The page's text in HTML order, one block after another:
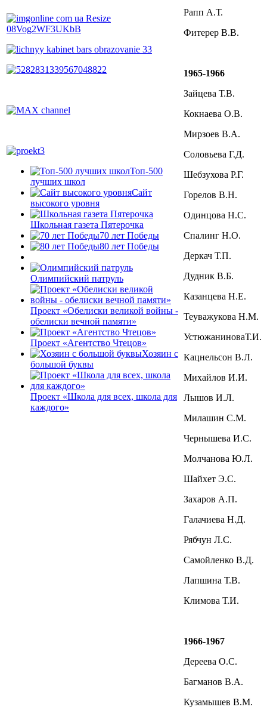
Топ-500
лучших школ
Сайт
высокого уровня
Школьная газета Пятерочка
70 лет Победы
80 лет Победы
Олимпийский патруль
Проект «Обелиски великой войны -
обелиски вечной памяти»
Проект «Агентство Чтецов»
Хозяин с
большой буквы
Проект «Школа для всех, школа для
каждого»
Рапп А.Т.
Фитерер В.В.
1965-1966
Зайцева Т.В.
Кокнаева О.В.
Мирзоев В.А.
Соловьева Г.Д.
Шебзухова Р.Г.
Горелов В.Н.
Одинцова Н.С.
Спалинг Н.О.
Деркач Т.П.
Дудник В.Б.
Казанцева Н.Е.
Теуважукова Н.М.
УстюжаниноваТ.И.
Кацнельсон В.Л.
Михайлов И.И.
Лышов И.Л.
Милашин С.М.
Чернышева И.С.
Молчанова Ю.Л.
Шайхет Э.С.
Захаров А.П.
Галачиева Н.Д.
Рябчун Л.С.
Самойленко В.Д.
Лапшина Т.В.
Климова Т.И.
1966-1967
Дереева О.С.
Багманов В.А.
Кузамышев В.М.